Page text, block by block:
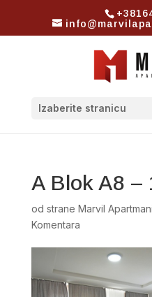
Izaberite stranicu
A Blok A8 –
od strane Marvil
Komentara